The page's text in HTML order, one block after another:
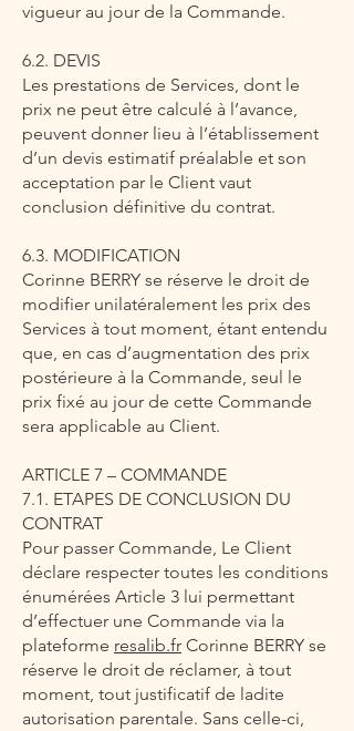
vigueur au jour de la Commande.
6.2. DEVIS
Les prestations de Services, dont le
prix ne peut être calculé à l’avance,
peuvent donner lieu à l’établissement
d’un devis estimatif préalable et son
acceptation par le Client vaut
conclusion définitive du contrat.
6.3. MODIFICATION
Corinne BERRY se réserve le droit de
modifier unilatéralement les prix des
Services à tout moment, étant entendu
que, en cas d’augmentation des prix
postérieure à la Commande, seul le
prix fixé au jour de cette Commande
sera applicable au Client.
ARTICLE 7 – COMMANDE
7.1. ETAPES DE CONCLUSION DU
CONTRAT
Pour passer Commande, Le Client
déclare respecter toutes les conditions
énumérées Article 3 lui permettant
d’effectuer une Commande via la
plateforme resalib.fr Corinne BERRY se
réserve le droit de réclamer, à tout
moment, tout justificatif de ladite
autorisation parentale. Sans celle-ci,